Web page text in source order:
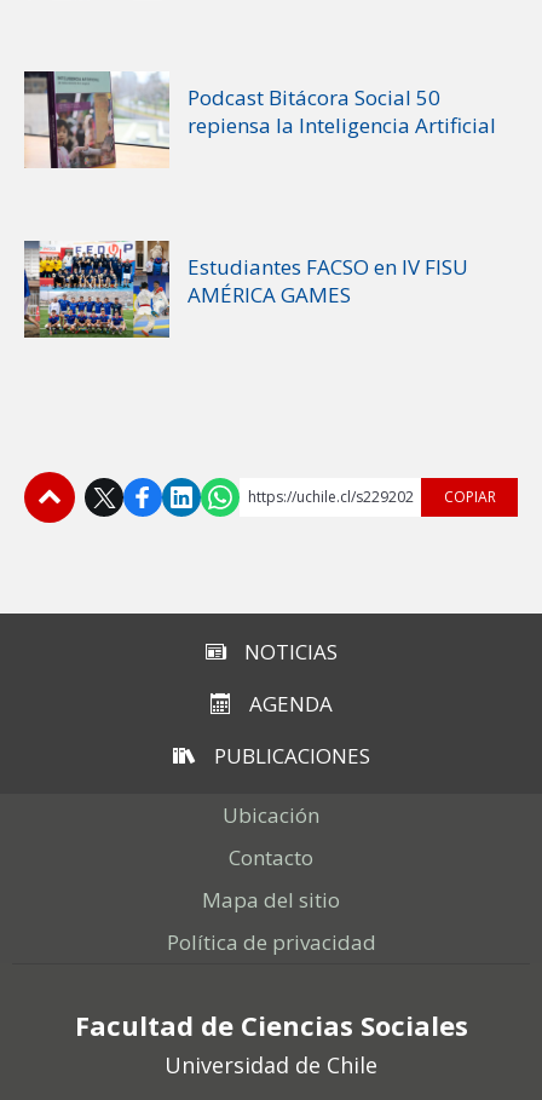
Podcast Bitácora Social 50
repiensa la Inteligencia Artificial
Estudiantes FACSO en IV FISU
AMÉRICA GAMES
https://uchile.cl/s229202 COPIAR
NOTICIAS
AGENDA
PUBLICACIONES
Ubicación
Contacto
Mapa del sitio
Política de privacidad
Facultad de Ciencias Sociales
Universidad de Chile